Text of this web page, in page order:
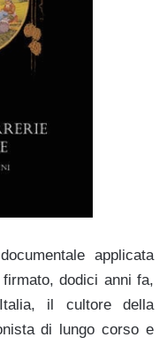
applicata
dodici anni fa,
il cultore della
di lungo corso e